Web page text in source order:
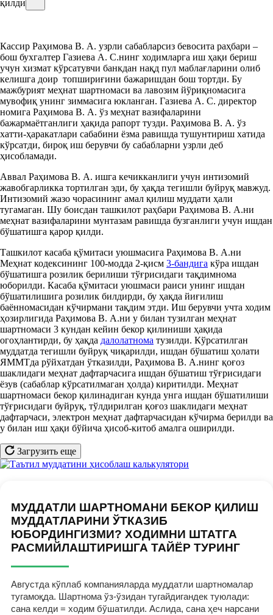
қилди
Кассир Раҳимова В. А. узрли сабабларсиз бевосита раҳбари –
бош бухгалтер Газиева А. С.нинг ходимларга иш ҳақи бериш
учун хизмат кўрсатувчи банкдан нақд пул маблағларини олиб
келишга доир топшириғини бажаришдан бош тортди. Бу
мажбурият меҳнат шартномаси ва лавозим йўриқномасига
мувофиқ унинг зиммасига юкланган. Газиева А. С. директор
номига Раҳимова В. А. ўз меҳнат вазифаларини
бажармаётганлиги ҳақида рапорт тузди. Раҳимова В. А. ўз
хатти-ҳаракатлари сабабини ёзма равишда тушунтириш хатида
кўрсатди, бироқ иш берувчи бу сабабларни узрли деб
ҳисобламади.
Аввал Раҳимова В. А. ишга кечикканлиги учун интизомий
жавобгарликка тортилган эди, бу ҳақда тегишли буйруқ мавжуд.
Интизомий жазо чорасининг амал қилиш муддати ҳали
тугамаган. Шу боисдан ташкилот раҳбари Раҳимова В. А.ни
меҳнат вазифаларини мунтазам равишда бузганлиги учун ишдан
бўшатишга қарор қилди.
Ташкилот касаба қўмитаси уюшмасига Раҳимова В. А.ни
Меҳнат кодексининг 100-модда 2-қисм 3-бандига кўра ишдан
бўшатишга розилик берилиши тўғрисидаги тақдимнома
юборилди. Касаба қўмитаси уюшмаси раиси унинг ишдан
бўшатилишига розилик билдирди, бу ҳақда йиғилиш
баённомасидан кўчирмани тақдим этди. Иш берувчи учта ходим
ҳозирлигида Раҳимова В. А.ни у билан тузилган меҳнат
шартномаси 3 кундан кейин бекор қилиниши ҳақида
огоҳлантирди, бу ҳақда далолатнома тузилди. Кўрсатилган
муддатда тегишли буйруқ чиқарилди, ишдан бўшатиш ҳолати
ЯММТда рўйхатдан ўтказилди, Раҳимова В. А.нинг қоғоз
шаклидаги меҳнат дафтарчасига ишдан бўшатиш тўғрисидаги
ёзув (сабаблар кўрсатилмаган ҳолда) киритилди. Меҳнат
шартномаси бекор қилинадиган кунда унга ишдан бўшатилиши
тўғрисидаги буйруқ, тўлдирилган қоғоз шаклидаги меҳнат
дафтарчаси, электрон меҳнат дафтарчасидан кўчирма берилди ва
у билан иш ҳақи бўйича ҳисоб-китоб амалга оширилди.
Загрузить еще
МУДДАТЛИ ШАРТНОМАНИ БЕКОР ҚИЛИШ
МУДДАТЛАРИНИ ЎТКАЗИБ
ЮБОРДИНГИЗМИ? ХОДИМНИ ШТАТГА
РАСМИЙЛАШТИРИШГА ТАЙЁР ТУРИНГ
Августда кўплаб компанияларда муддатли шартномалар
тугамоқда. Шартнома ўз-ўзидан тугайдигандек туюлади:
сана келди = ходим бўшатилди. Аслида, сана ҳеч нарсани